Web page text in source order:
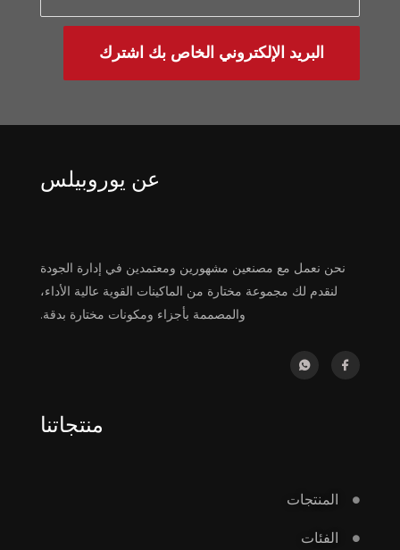
البريد الإلكتروني الخاص بك اشترك
عن يوروبيلس
نحن نعمل مع مصنعين مشهورين ومعتمدين في إدارة الجودة
لنقدم لك مجموعة مختارة من الماكينات القوية عالية الأداء،
والمصممة بأجزاء ومكونات مختارة بدقة.
منتجاتنا
المنتجات
الفئات